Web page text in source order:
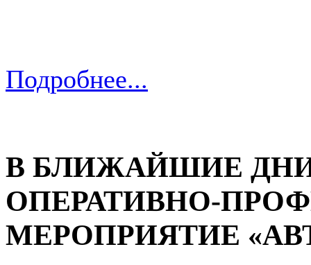
Подробнее...
В БЛИЖАЙШИЕ ДНИ
ОПЕРАТИВНО-
МЕРОПРИЯТИЕ